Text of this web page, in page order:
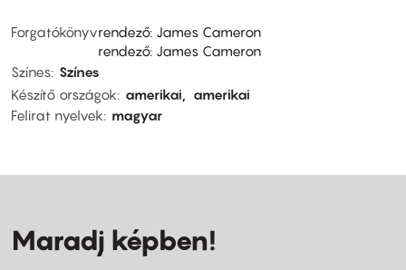
Forgatókönyvrendező: James Cameron
rendező: James Cameron
Színes Színes
Készítő országok
amerikai
amerikai
Felirat nyelvek
magyar
Maradj képben!